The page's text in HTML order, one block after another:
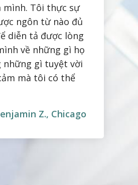
mình. Tôi thực sự
ngôn từ nào đủ
diễn tả được lòng
về những gì họ
những gì tuyệt vời
mà tôi có thể
Z., Chicago